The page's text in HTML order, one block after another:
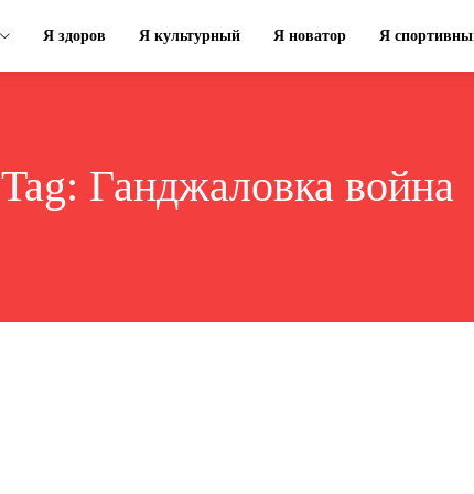
Я здоров Я культурный Я новатор Я
Tag: Ганджаловка война